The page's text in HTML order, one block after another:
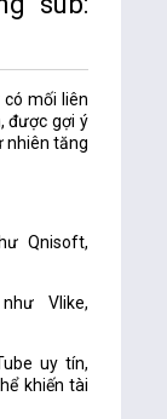
có mối liên
được gợi ý
nhiên tăng
Qnisoft,
như Vlike,
uy tín,
khiến tài